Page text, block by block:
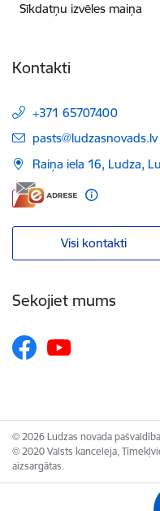
Sīkdatņu izvēles maiņa
Kontakti
+371 65707400
E-pasts:
pasts@ludzasnovads.lv
Raiņa iela 16, Ludza,
Visi kontakti
Sekojiet mums
© 2026 Ludzas novada
© 2020 Valsts kanceleja,
aizsargātas.